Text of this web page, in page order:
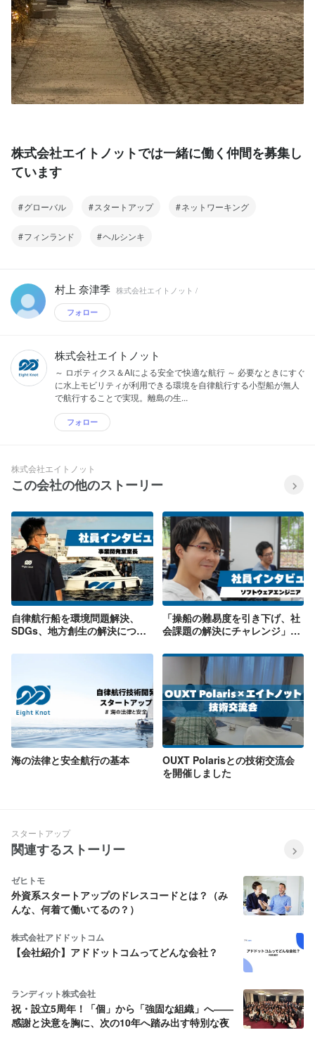
株式会社エイトノットでは一緒に働く仲間を募集し
ています
グローバル スタートアップ ネットワーキング
フィンランド ヘルシンキ
村上 奈津季 株式会社エイトノット /
フォロー
株式会社エイトノット
～ ロボティクス＆AIによる安全で快適な航行 ～ 必要なときにすぐ
に水上モビリティが利用できる環境を自律航行する小型船が無人
で航行することで実現。離島の生...
フォロー
株式会社エイトノット
この会社の他のストーリー
自律航行船を環境問題解決、
SDGs、地方創生の解決につな
ー
「操船の難易度を引き下げ、社
会課題の解決にチャレンジ」ソ
タビュー
海の法律と安全航行の基本
OUXT Polarisとの技術交流会
を開催しました
スタートアップ
関連するストーリー
ゼヒトモ
外資系スタートアップのドレスコードとは？（み
んな、何着て働いてるの？）
株式会社アドドットコム
【会社紹介】アドドットコムってどんな会社？
ランディット株式会社
祝・設立5周年！「個」から「強固な組織」へ――
感謝と決意を胸に、次の10年へ踏み出す特別な夜